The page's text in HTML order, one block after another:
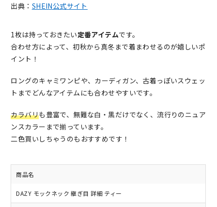
出典： SHEIN公式サイト
1枚は持っておきたい定番アイテムです。
合わせ方によって、初秋から真冬まで着まわせるのが嬉しいポ
イント！
ロングのキャミワンピや、カーディガン、古着っぽいスウェッ
トまでどんなアイテムにも合わせやすいです。
カラバリも豊富で、無難な白・黒だけでなく、流行りのニュア
ンスカラーまで揃っています。
二色買いしちゃうのもおすすめです！
商品名
DAZY モックネック 継ぎ目 詳細 ティー